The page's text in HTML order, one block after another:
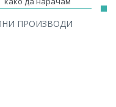
ПРОИЗВОДИ